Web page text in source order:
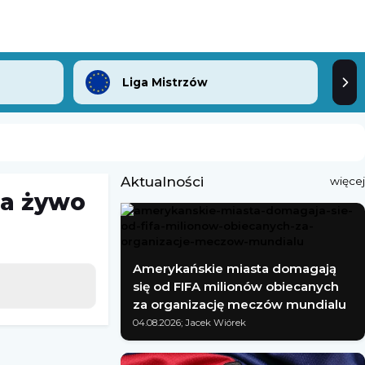
Liga Mistrzów
żywo
Aktualności więcej
Amerykańskie miasta domagają
się od FIFA milionów obiecanych
za organizację meczów mundialu
04.08.2026; Jacek Wiórek